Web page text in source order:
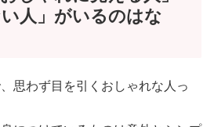
人」がいるのはな
思わず目を引く おしゃれな人っ